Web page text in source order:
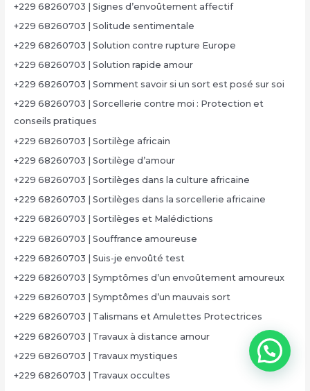
+229 68260703 | Signes d’envoûtement affectif
+229 68260703 | Solitude sentimentale
+229 68260703 | Solution contre rupture Europe
+229 68260703 | Solution rapide amour
+229 68260703 | Somment savoir si un sort est posé sur soi
+229 68260703 | Sorcellerie contre moi : Protection et
conseils pratiques
+229 68260703 | Sortilège africain
+229 68260703 | Sortilège d’amour
+229 68260703 | Sortilèges dans la culture africaine
+229 68260703 | Sortilèges dans la sorcellerie africaine
+229 68260703 | Sortilèges et Malédictions
+229 68260703 | Souffrance amoureuse
+229 68260703 | Suis-je envoûté test
+229 68260703 | Symptômes d’un envoûtement amoureux
+229 68260703 | Symptômes d’un mauvais sort
+229 68260703 | Talismans et Amulettes Protectrices
+229 68260703 | Travaux à distance amour
+229 68260703 | Travaux mystiques
+229 68260703 | Travaux occultes